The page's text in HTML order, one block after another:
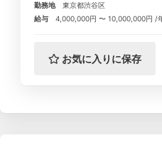
勤務地
東京都渋谷区
給与
4,000,000円 〜 10,000,000円 /
お気に入りに保存